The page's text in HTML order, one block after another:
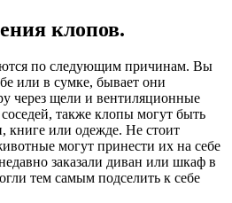
клопов.
по следующим причинам. Вы
или в сумке, бывает они
через щели и вентиляционные
также клопы могут быть
книге или одежде. Не стоит
могут принести их на себе
заказали диван или шкаф в
тем самым подселить к себе